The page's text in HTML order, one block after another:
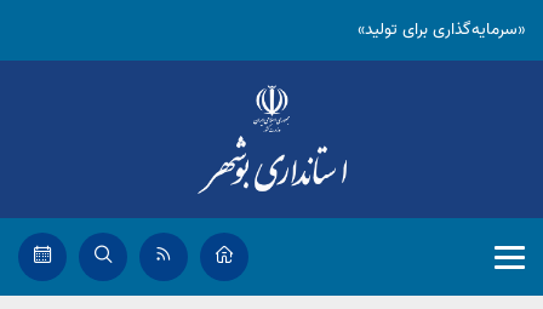
«سرمایه‌گذاری برای تولید»